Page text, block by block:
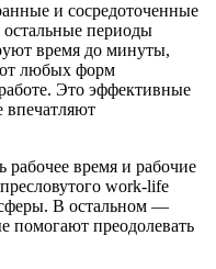
и сосредоточенные
остальные периоды
время до минуты,
любых форм
Это эффективные
впечатляют
рабочее время и рабочие
work-life
сферы. В остальном —
помогают преодолевать